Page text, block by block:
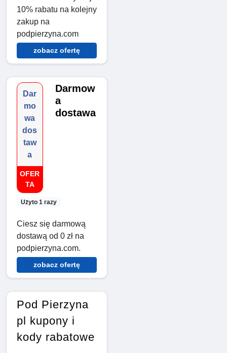
10% rabatu na kolejny
zakup na
podpierzyna.com
zobacz ofertę
Dar
mo
wa
dos
taw
a
OFER
TA
Użyto 1 razy
Darmow
a
dostawa
Ciesz się darmową
dostawą od 0 zł na
podpierzyna.com.
zobacz ofertę
Pod Pierzyna
pl kupony i
kody rabatowe